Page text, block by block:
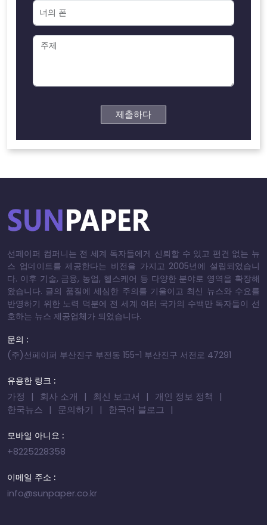
제출하다
선페이퍼 컴퍼니는 전 세계 독자들에게 신뢰할 수 있고 편견 없는 뉴
스 업데이트를 제공한다는 비전을 가지고 2005년에 설립되었습니
다. 이후 기술, 금융, 농업, 헬스케어 등 다양한 분야로 영역을 확장해
왔습니다. 글의 품질에 세심한 주의를 기울이고 최신 뉴스와 수요를
반영하기 위한 노력 덕분에 전 세계 여러 국가의 수백만 독자들이 선
호하는 뉴스 제공업체가 되었습니다.
문의 :
(주)선페이퍼 부산진구 부전동 155-1 부산진구 서전로 47291
유용한 링크 :
가정 회사 소개 최신 보고서
개인 정보 정책
한국뉴스
문의하기 한국어 블로그
모바일 아니요 :
+8225228358
이메일 주소 :
info@sunpaper.co.kr